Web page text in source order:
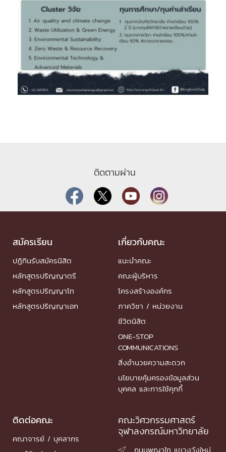
ติดตามผ่าน
สมัครเรียน
ปฏิทินรับสมัครนิสิต
หลักสูตรปริญญาตรี
หลักสูตรปริญญาโท
หลักสูตรปริญญาเอก
เกี่ยวกับคณะ
แนะนำคณะ
คณะผู้บริหาร
โครงสร้างองค์กร
ภาควิชา / หน่วยงาน
ชีวิตนิสิต
ONE-STOP
COMMUNICATIONS
สิ่งอำนวยความสะดวก
นโยบายคุ้มครองข้อมูลส่วน
บุคคล และการใช้คุกกี้
ติดต่อคณะ
คณาจารย์ / บุคลากร
คณะวิศวกรรมศาสตร์
จุฬาลงกรณ์มหาวิทยาลัย
